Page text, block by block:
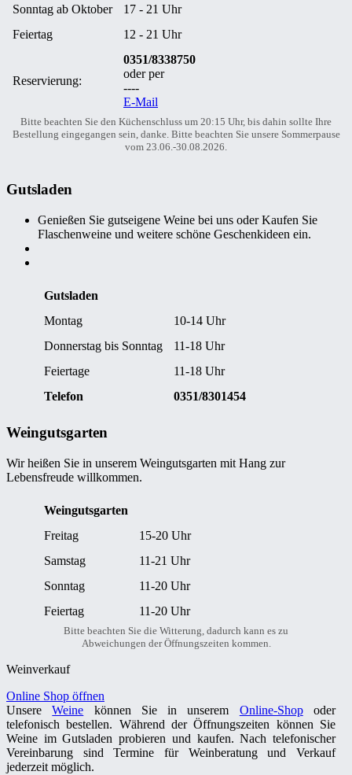
Sonntag ab Oktober
17 - 21 Uhr
Feiertag
12 - 21 Uhr
Reservierung:
0351/8338750
oder per
----
E-Mail
Bitte beachten Sie den Küchenschluss um 20:15 Uhr, bis dahin sollte Ihre
Bestellung eingegangen sein, danke. Bitte beachten Sie unsere Sommerpause
vom 23.06.-30.08.2026.
Gutsladen
Genießen Sie gutseigene Weine bei uns oder Kaufen Sie
Flaschenweine und weitere schöne Geschenkideen ein.
Gutsladen
Montag
10-14 Uhr
Donnerstag bis Sonntag
11-18 Uhr
Feiertage
11-18 Uhr
Telefon
0351/8301454
Weingutsgarten
Wir heißen Sie in unserem Weingutsgarten mit Hang zur
Lebensfreude willkommen.
Weingutsgarten
Freitag
15-20 Uhr
Samstag
11-21 Uhr
Sonntag
11-20 Uhr
Feiertag
11-20 Uhr
Bitte beachten Sie die Witterung, dadurch kann es zu
Abweichungen der Öffnungszeiten kommen.
Weinverkauf
Online Shop öffnen
UnsereWeine können Sie in unserem Online-Shopoder
telefonisch bestellen. Während der Öffnungszeiten können Sie
Weine im Gutsladen probieren und kaufen. Nach telefonischer
Vereinbarung sind Termine für Weinberatung und Verkauf
jederzeit möglich.